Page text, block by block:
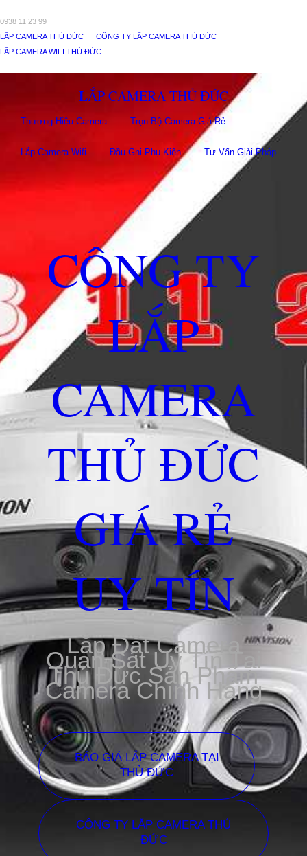
0938 11 23 99
LẮP CAMERA THỦ ĐỨC
CÔNG TY LẮP CAMERA THỦ ĐỨC
LẮP CAMERA WIFI THỦ ĐỨC
LẮP CAMERA THỦ ĐỨC
Thương Hiệu Camera Trọn Bộ Camera Giá Rẻ
Lắp Camera Wifi Đầu Ghi Phụ Kiên Tư Vấn Giải Pháp
CÔNG TY
LẮP
CAMERA
THỦ ĐỨC
GIÁ RẺ
UY TÍN
Lắp Đặt Camera
Quan Sát Uy Tín Tại
Thủ Đức Sản Phẩm
Camera Chính Hãng
BÁO GIÁ LẮP CAMERA TẠI
THỦ ĐỨC
CÔNG TY LẮP CAMERA THỦ
ĐỨC